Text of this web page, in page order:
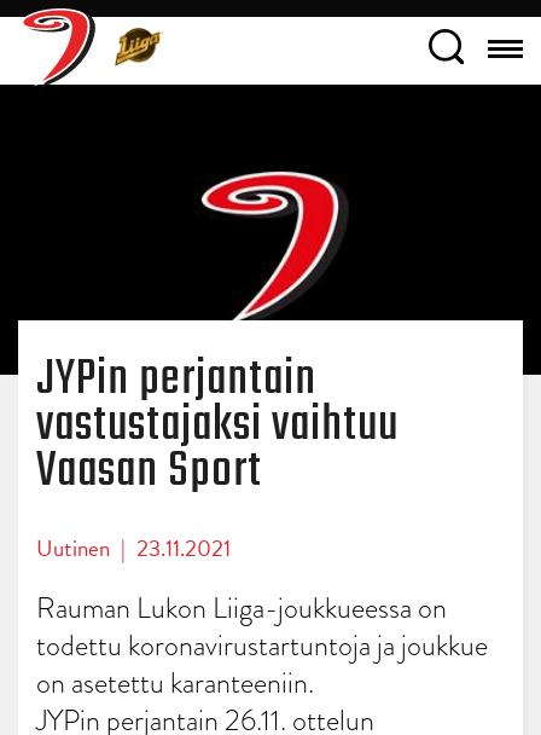
JYPin perjantain
vastustajaksi vaihtuu
Vaasan Sport
Uutinen | 23.11.2021
Rauman Lukon Liiga-joukkueessa on
todettu koronavirustartuntoja ja joukkue
on asetettu karanteeniin.
JYPin perjantain 26.11. ottelun